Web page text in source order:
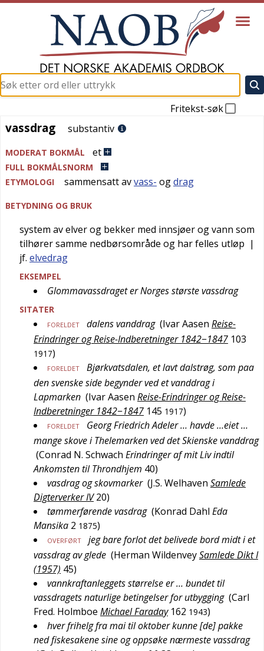
Fritekst-søk
vassdrag
vassdrag substantiv
MODERAT BOKMÅL et
FULL BOKMÅLSNORM
ETYMOLOGI
sammensatt avvass- ogdrag
BETYDNING OG BRUK
system av elver og bekker med innsjøer og vann som
tilhører samme nedbørsområde og har felles utløp |
jf. elvedrag
EKSEMPEL
Glommavassdraget er Norges største vassdrag
SITATER
FORELDET dalens vanddrag (Ivar Aasen Reise-
Erindringer og Reise-Indberetninger 1842−1847 103
1917)
FORELDET
Bjørkvatsdalen, et lavt dalstrøg, som paa
den svenske side begynder ved et vanddrag i
Lapmarken (Ivar Aasen Reise-Erindringer og Reise-
Indberetninger 1842−1847 145 1917)
FORELDET
Georg Friedrich Adeler … havde …eiet …
mange skove i Thelemarken ved det Skienske vanddrag
(Conrad N. Schwach Erindringer af mit Liv indtil
Ankomsten til Throndhjem 40)
vasdrag og skovmarker (J.S. Welhaven Samlede
Digterverker IV 20)
tømmerførende vasdrag (Konrad Dahl Eda
Mansika 2 1875)
OVERFØRT
jeg bare forlot det belivede bord midt i et
vassdrag av glede (Herman WildenveySamlede Dikt I
(1957) 45)
vannkraftanleggets størrelse er … bundet til
vassdragets naturlige betingelser for utbygging (Carl
Fred. Holmboe Michael Faraday 162 1943)
hver frihelg fra mai til oktober kunne [de] pakke
ned fiskesakene sine og oppsøke nærmeste vassdrag